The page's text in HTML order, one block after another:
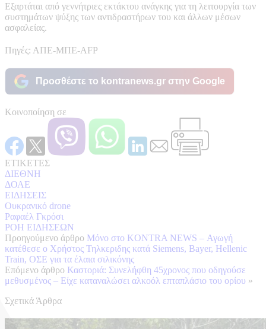
Εξαρτάται από γεννήτριες εκτάκτου ανάγκης για τη λειτουργία των
συστημάτων ψύξης των αντιδραστήρων του και άλλων μέσων
ασφαλείας.
Πηγές: ΑΠΕ-ΜΠΕ-AFP
Προσθέστε το kontranews.gr στην Google
Κοινοποίηση σε
ΕΤΙΚΕΤΕΣ
ΔΙΕΘΝΗ
ΔΟΑΕ
ΕΙΔΗΣΕΙΣ
Ουκρανικό drone
Ραφαέλ Γκρόσι
ΡΟΗ ΕΙΔΗΣΕΩΝ
Προηγούμενο άρθρο Μόνο στο KONTRA NEWS – Αγωγή
κατέθεσε ο Χρήστος Τηλκεριδης κατά Siemens, Bayer, Hellenic
Train, ΟΣΕ για τα έλαια σιλικόνης
Επόμενο άρθρο Καστοριά: Συνελήφθη 45χρονος που οδηγούσε
μεθυσμένος – Είχε καταναλώσει αλκοόλ επταπλάσιο του ορίου »
Σχετικά Άρθρα